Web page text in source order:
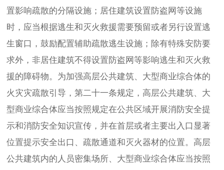
置影响疏散的分隔设施；居住建筑设置防盗网等设施
时，应当根据逃生和灭火救援需要预留或者另行设置逃
生窗口，鼓励配置辅助疏散逃生设施；除有特殊安防要
求外，非居住建筑不得设置防盗网等影响逃生和灭火救
援的障碍物。为加强高层公共建筑、大型商业综合体的
火灾灾疏散引导，第二十一条规定，高层公共建筑、大
型商业综合体应当按照规定在公共区域开展消防安全提
示和消防安全知识宣传，并在首层或者主要出入口显著
位置提示安全出口、疏散通道和灭火器材的位置。高层
公共建筑内的人员密集场所、大型商业综合体应当按照